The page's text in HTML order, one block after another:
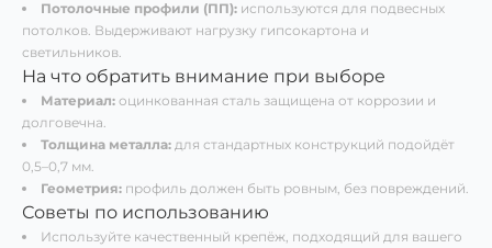
Потолочные профили (ПП): используются для подвесных
потолков. Выдерживают нагрузку гипсокартона и
светильников.
На что обратить внимание при выборе
Материал: оцинкованная сталь защищена от коррозии и
долговечна.
Толщина металла: для стандартных конструкций подойдёт
0,5–0,7 мм.
Геометрия: профиль должен быть ровным, без повреждений.
Советы по использованию
Используйте качественный крепёж, подходящий для вашего